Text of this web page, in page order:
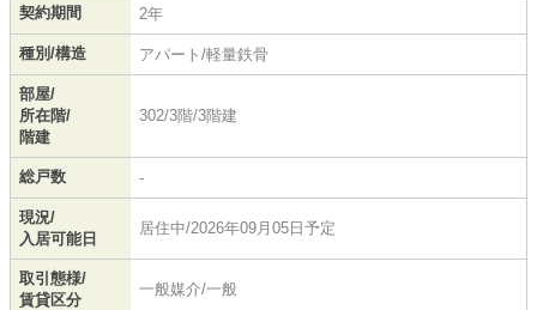
契約期間 2年
種別/構造 アパート/軽量鉄骨
部屋/
所在階/
階建
302/3階/3階建
総戸数 -
現況/
入居可能日
居住中/2026年09月05日予定
取引態様/
賃貸区分
一般媒介/一般